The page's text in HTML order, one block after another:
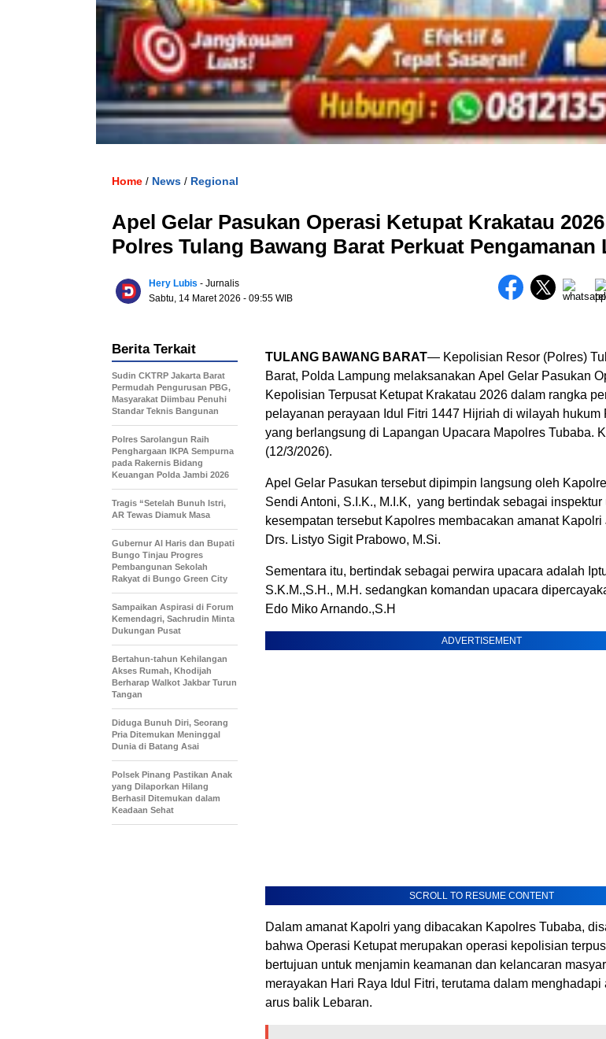
Home / News / Regional
Apel Gelar Pasukan Operasi Ketupat Krakatau
Polres Tulang Bawang Barat Perkuat Pengamanan
Hery Lubis - Jurnalis
Sabtu, 14 Maret 2026 - 09:55 WIB
TULANG BAWANG BARAT— Kepolisian Resor (Polres)
Barat, Polda Lampung melaksanakan Apel Gelar Pasukan
Kepolisian Terpusat Ketupat Krakatau 2026 dalam rangka
pelayanan perayaan Idul Fitri 1447 Hijriah di wilayah hukum
yang berlangsung di Lapangan Upacara Mapolres Tubaba.
(12/3/2026).
Apel Gelar Pasukan tersebut dipimpin langsung oleh
Sendi Antoni, S.I.K., M.I.K, yang bertindak sebagai
kesempatan tersebut Kapolres membacakan amanat
Drs. Listyo Sigit Prabowo, M.Si.
Sementara itu, bertindak sebagai perwira upacara adalah
S.K.M.,S.H., M.H. sedangkan komandan upacara
Edo Miko Arnando.,S.H
ADVERTISEMENT
SCROLL TO RESUME CONTENT
Dalam amanat Kapolri yang dibacakan Kapolres Tubaba,
bahwa Operasi Ketupat merupakan operasi kepolisian
bertujuan untuk menjamin keamanan dan kelancaran
merayakan Hari Raya Idul Fitri, terutama dalam menghadapi
arus balik Lebaran.
Berita Terkait
Sudin CKTRP Jakarta Barat
Permudah Pengurusan PBG,
Masyarakat Diimbau Penuhi
Standar Teknis Bangunan
Polres Sarolangun Raih
Penghargaan IKPA Sempurna
pada Rakernis Bidang
Keuangan Polda Jambi 2026
Tragis “Setelah Bunuh Istri,
AR Tewas Diamuk Masa
​Gubernur Al Haris dan Bupati
Bungo Tinjau Progres
Pembangunan Sekolah
Rakyat di Bungo Green City
Sampaikan Aspirasi di Forum
Kemendagri, Sachrudin Minta
Dukungan Pusat
Bertahun-tahun Kehilangan
Akses Rumah, Khodijah
Berharap Walkot Jakbar Turun
Tangan
Diduga Bunuh Diri, Seorang
Pria Ditemukan Meninggal
Dunia di Batang Asai
Polsek Pinang Pastikan Anak
yang Dilaporkan Hilang
Berhasil Ditemukan dalam
Keadaan Sehat